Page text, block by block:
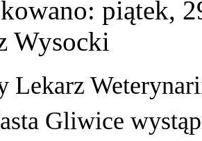
piątek,
Wysocki
Lekarz
Gliwice